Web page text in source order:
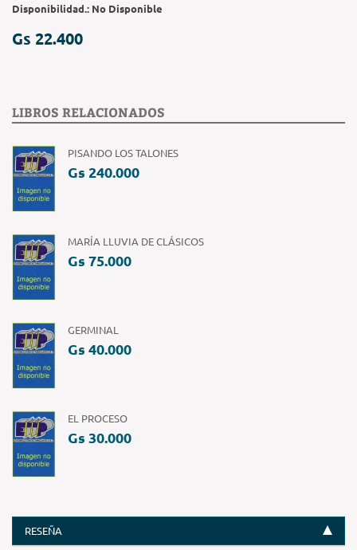
Disponibilidad.: No Disponible
Gs 22.400
LIBROS RELACIONADOS
PISANDO LOS TALONES
Gs 240.000
MARÍA LLUVIA DE CLÁSICOS
Gs 75.000
GERMINAL
Gs 40.000
EL PROCESO
Gs 30.000
RESEÑA